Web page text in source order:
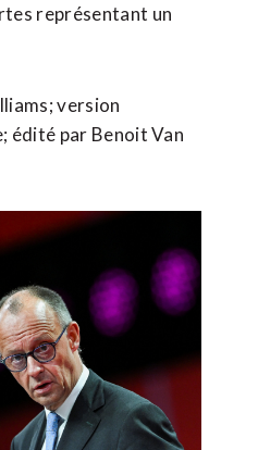
représentant un
version
édité par Benoit Van